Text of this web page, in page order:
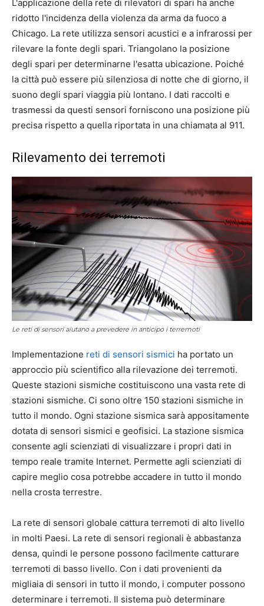
L'applicazione della rete di rilevatori di spari ha anche
ridotto l'incidenza della violenza da arma da fuoco a
Chicago. La rete utilizza sensori acustici e a infrarossi per
rilevare la fonte degli spari. Triangolano la posizione
degli spari per determinarne l'esatta ubicazione. Poiché
la città può essere più silenziosa di notte che di giorno, il
suono degli spari viaggia più lontano. I dati raccolti e
trasmessi da questi sensori forniscono una posizione più
precisa rispetto a quella riportata in una chiamata al 911.
Rilevamento dei terremoti
Le reti di sensori aiutano a prevedere in anticipo i terremoti
Implementazione reti di sensori sismici ha portato un
approccio più scientifico alla rilevazione dei terremoti.
Queste stazioni sismiche costituiscono una vasta rete di
stazioni sismiche. Ci sono oltre 150 stazioni sismiche in
tutto il mondo. Ogni stazione sismica sarà appositamente
dotata di sensori sismici e geofisici. La stazione sismica
consente agli scienziati di visualizzare i propri dati in
tempo reale tramite Internet. Permette agli scienziati di
capire meglio cosa potrebbe accadere in tutto il mondo
nella crosta terrestre.
La rete di sensori globale cattura terremoti di alto livello
in molti Paesi. La rete di sensori regionali è abbastanza
densa, quindi le persone possono facilmente catturare
terremoti di basso livello. Con i dati provenienti da
migliaia di sensori in tutto il mondo, i computer possono
determinare i terremoti. Il sistema può determinare